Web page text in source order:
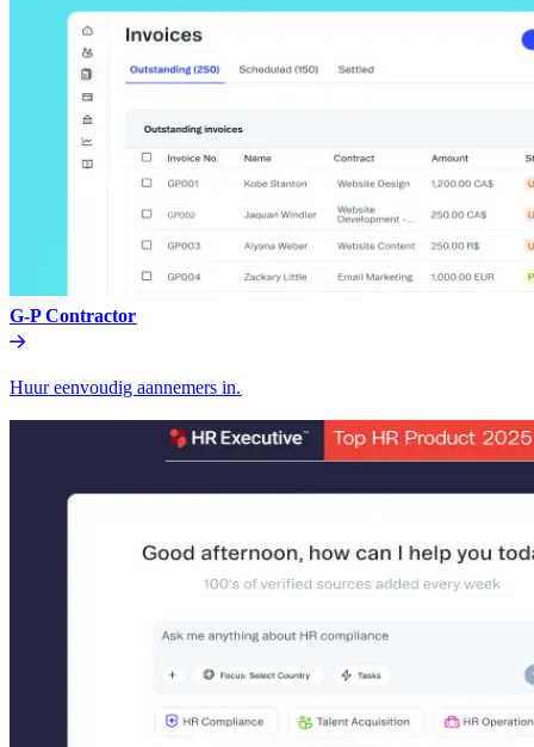
G-P Contractor​​
Huur eenvoudig aannemers in.​​